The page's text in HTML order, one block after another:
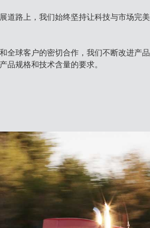
道路上，我们始终坚持让科技与市场完美
全球客户的密切合作，我们不断改进产品
品规格和技术含量的要求。